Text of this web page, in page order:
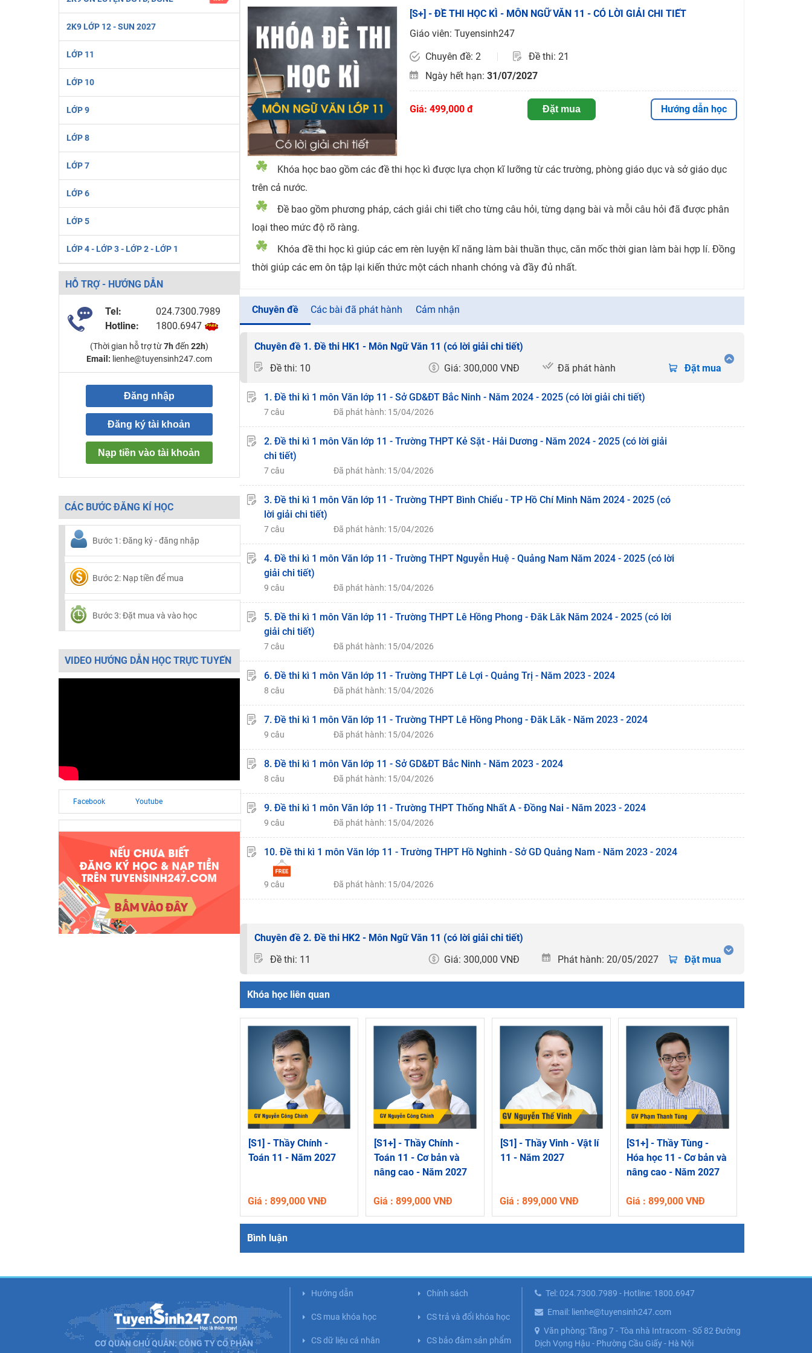
Học online lớp 2 với thầy cô giáo giỏi, nổi tiếng
2K6! Lộ Trình Sun 2024 - Ba bước luyện thi TN THPT - ĐH ít nhất 25 điểm
Hot! Lễ hội đồng giá 449K - 499K toàn bộ khoá học tại Tuyensinh247 (Từ 16-18/07/2025)
Khuyến Mãi Khoá Học 1K Chỉ Từ 11-13/09/2024
Đồng giá khóa học 499K - 399K (13/11-15/11)
Khai giảng các khóa lớp 9 Toán - Lý - Hóa - Văn - Anh năm 2018
Khai giảng khóa Ngữ văn 7 - xây nền vững chắc cho tương lai!
Luyện thi vào lớp 10 môn Toán, Văn, Hóa, Anh, Lý với giáo viên giỏi và nổi tiếng
2K9 LỚP 12 - SUN 2027
LỚP 11
LỚP 10
LỚP 9
LỚP 8
LỚP 7
LỚP 6
LỚP 5
LỚP 4 - LỚP 3 - LỚP 2 - LỚP 1
HỖ TRỢ - HƯỚNG DẪN
Tel:
024.7300.7989
Hotline:
1800.6947
(Thời gian hỗ trợ từ7h đến 22h)
Email: lienhe@tuyensinh247.com
Đăng nhập
Đăng ký tài khoản
Nạp tiền vào tài khoản
CÁC BƯỚC ĐĂNG KÍ HỌC
Bước 1: Đăng ký - đăng nhập
Bước 2: Nạp tiền để mua
Bước 3: Đặt mua và vào học
VIDEO HƯỚNG DẪN HỌC TRỰC TUYẾN
Facebook Youtube
[S+] - ĐỀ THI HỌC KÌ - MÔN NGỮ VĂN 11 - CÓ LỜI GIẢI CHI TIẾT
Giáo viên: Tuyensinh247
Chuyên đề: 2
Đề thi: 21
Ngày hết hạn: 31/07/2027
Giá: 499,000 đ Đặt mua Hướng dẫn học
Khóa học bao gồm các đề thi học kì được lựa chọn kĩ lưỡng từ các trường, phòng giáo dục và sở giáo dục
trên cả nước.
Đề bao gồm phương pháp, cách giải chi tiết cho từng câu hỏi, từng dạng bài và mỗi câu hỏi đã được phân
loại theo mức độ rõ ràng.
Khóa đề thi học kì giúp các em rèn luyện kĩ năng làm bài thuần thục, căn mốc thời gian làm bài hợp lí. Đồng
thời giúp các em ôn tập lại kiến thức một cách nhanh chóng và đầy đủ nhất.
Chuyên đề Các bài đã phát hành Cảm nhận
Chuyên đề 1. Đề thi HK1 - Môn Ngữ Văn 11 (có lời giải chi tiết)
Đề thi: 10
Giá: 300,000 VNĐ Đã phát hành Đặt mua
1. Đề thi kì 1 môn Văn lớp 11 - Sở GD&ĐT Bắc Ninh - Năm 2024 - 2025 (có lời giải chi tiết)
7 câu Đã phát hành: 15/04/2026
2. Đề thi kì 1 môn Văn lớp 11 - Trường THPT Kẻ Sặt - Hải Dương - Năm 2024 - 2025 (có lời giải
chi tiết)
7 câu Đã phát hành: 15/04/2026
3. Đề thi kì 1 môn Văn lớp 11 - Trường THPT Bình Chiểu - TP Hồ Chí Minh Năm 2024 - 2025 (có
lời giải chi tiết)
7 câu Đã phát hành: 15/04/2026
4. Đề thi kì 1 môn Văn lớp 11 - Trường THPT Nguyễn Huệ - Quảng Nam Năm 2024 - 2025 (có lời
giải chi tiết)
9 câu Đã phát hành: 15/04/2026
5. Đề thi kì 1 môn Văn lớp 11 - Trường THPT Lê Hồng Phong - Đăk Lăk Năm 2024 - 2025 (có lời
giải chi tiết)
7 câu Đã phát hành: 15/04/2026
6. Đề thi kì 1 môn Văn lớp 11 - Trường THPT Lê Lợi - Quảng Trị - Năm 2023 - 2024
8 câu Đã phát hành: 15/04/2026
7. Đề thi kì 1 môn Văn lớp 11 - Trường THPT Lê Hồng Phong - Đăk Lăk - Năm 2023 - 2024
9 câu Đã phát hành: 15/04/2026
8. Đề thi kì 1 môn Văn lớp 11 - Sở GD&ĐT Bắc Ninh - Năm 2023 - 2024
8 câu Đã phát hành: 15/04/2026
9. Đề thi kì 1 môn Văn lớp 11 - Trường THPT Thống Nhất A - Đồng Nai - Năm 2023 - 2024
9 câu Đã phát hành: 15/04/2026
10. Đề thi kì 1 môn Văn lớp 11 - Trường THPT Hồ Nghinh - Sở GD Quảng Nam - Năm 2023 - 2024
9 câu Đã phát hành: 15/04/2026
Chuyên đề 2. Đề thi HK2 - Môn Ngữ Văn 11 (có lời giải chi tiết)
Đề thi: 11
Giá: 300,000 VNĐ Phát hành: 20/05/2027 Đặt mua
Khóa học liên quan
[S1] - Thầy Chính -
Toán 11 - Năm 2027
Giá : 899,000 VNĐ
[S1+] - Thầy Chính -
Toán 11 - Cơ bản và
nâng cao - Năm 2027
Giá : 899,000 VNĐ
[S1] - Thầy Vinh - Vật lí
11 - Năm 2027
Giá : 899,000 VNĐ
[S1+] - Thầy Tùng -
Hóa học 11 - Cơ bản và
nâng cao - Năm 2027
Giá : 899,000 VNĐ
Bình luận
CƠ QUAN CHỦ QUẢN: CÔNG TY CỔ PHẦN
Hướng dẫn Chính sách
CS mua khóa học CS trả và đổi khóa học
CS dữ liệu cá nhân CS bảo đảm sản phẩm
Tel: 024.7300.7989 - Hotline: 1800.6947
Email: lienhe@tuyensinh247.com
Văn phòng: Tầng 7 - Tòa nhà Intracom - Số 82 Đường
Dịch Vọng Hậu - Phường Cầu Giấy - Hà Nội